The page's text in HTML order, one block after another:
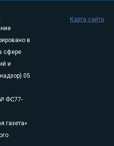
в
сфере
и
05
№ ФС77-
газета»
Карта сайта